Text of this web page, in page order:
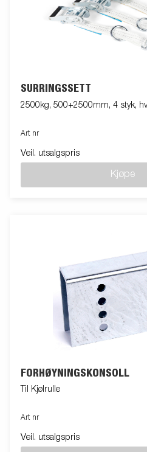
SURRINGSSETT
2500kg, 500+2500mm, 4 styk,
Art nr
Veil. utsalgspris
Kjøpe
FORHØYNINGSKONSOLL
Til Kjølrulle
Art nr
Veil. utsalgspris